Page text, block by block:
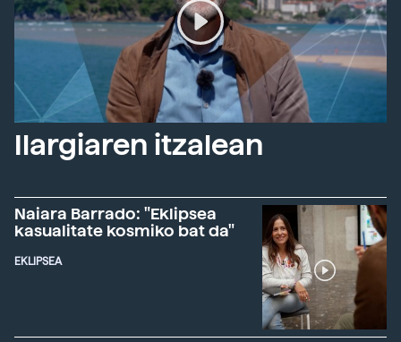
Ilargiaren itzalean
Naiara Barrado: "Eklipsea
kasualitate kosmiko bat da"
EKLIPSEA